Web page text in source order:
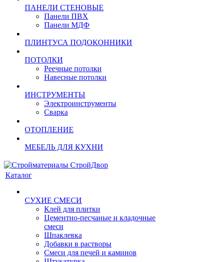
ПАНЕЛИ СТЕНОВЫЕ
Панели ПВХ
Панели МДФ
ПЛИНТУСА ПОДОКОННИКИ
ПОТОЛКИ
Реечные потолки
Навесные потолки
ИНСТРУМЕНТЫ
Электроинструменты
Сварка
ОТОПЛЕНИЕ
МЕБЕЛЬ ДЛЯ КУХНИ
Каталог
СУХИЕ СМЕСИ
Клей для плитки
Цементно-песчаные и кладочные
смеси
Шпаклевка
Добавки в растворы
Смеси для печей и каминов